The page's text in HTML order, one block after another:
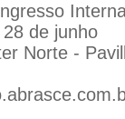
de junho
Norte -